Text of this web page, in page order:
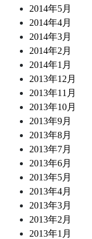
2014年5月
2014年4月
2014年3月
2014年2月
2014年1月
2013年12月
2013年11月
2013年10月
2013年9月
2013年8月
2013年7月
2013年6月
2013年5月
2013年4月
2013年3月
2013年2月
2013年1月